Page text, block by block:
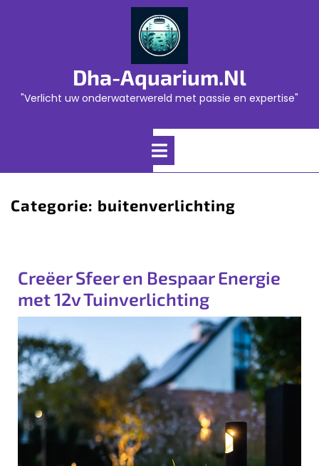
Dha-Aquarium.nl
"Verlicht uw onderwaterwereld met passie en expertise"
Open
Categorie: buitenverlichting
Creëer Sfeer en Bespaar Energie
met 12v Tuinverlichting